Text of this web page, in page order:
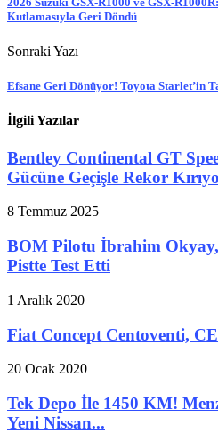
Kutlamasıyla Geri Döndü
Sonraki Yazı
Efsane Geri Dönüyor! Toyota Starlet’in
İlgili Yazılar
Bentley Continental GT
Gücüne Geçişle Rekor
8 Temmuz 2025
BOM Pilotu İbrahim
Pistte Test Etti
1 Aralık 2020
Fiat Concept Centoventi,
20 Ocak 2020
Tek Depo İle 1450 KM!
Yeni Nissan...